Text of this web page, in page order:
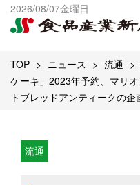
2026/08/07金曜日
出版物一覧へ
試読・購読申し込み
TOP ニュース 流通
ケーキ」2023年予約、マリ
トブレッドアンティークの
流通